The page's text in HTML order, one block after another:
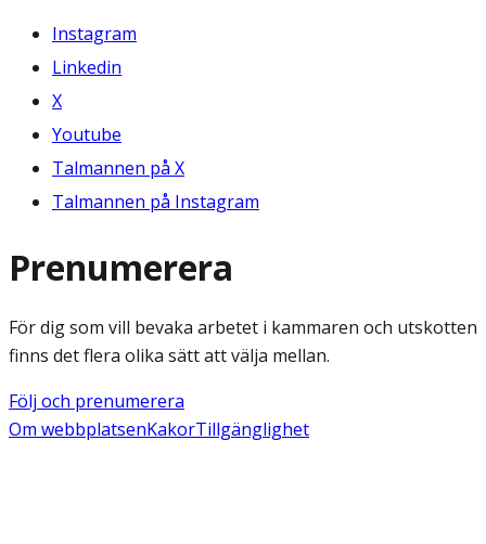
Instagram
Linkedin
X
Youtube
Talmannen på X
Talmannen på Instagram
Prenumerera
För dig som vill bevaka arbetet i kammaren och utskotten
finns det flera olika sätt att välja mellan.
Följ och prenumerera
Om webbplatsenKakorTillgänglighet